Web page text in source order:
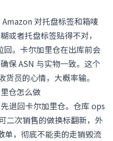
对托盘标签和箱唛
或者托盘标签贴得不对，
回。卡尔加里仓在出库前会
保 ASN 与实物一致。这个
货员的心情，大概率输。
仓怎么做
退回卡尔加里仓。仓库 ops
二次销售的做换标翻新，外
单，彻底不能卖的走销毁流